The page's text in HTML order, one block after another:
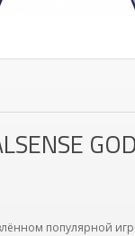
GOD
популярной